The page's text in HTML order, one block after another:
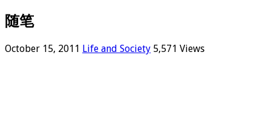
随笔
October 15, 2011 Life and Society 5,571 Views